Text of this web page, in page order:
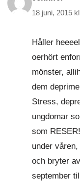
18 juni, 2015
Håller
oerhört
mönster,
dem
Stress,
ungdomar
som RESER!
under
och bryter
september